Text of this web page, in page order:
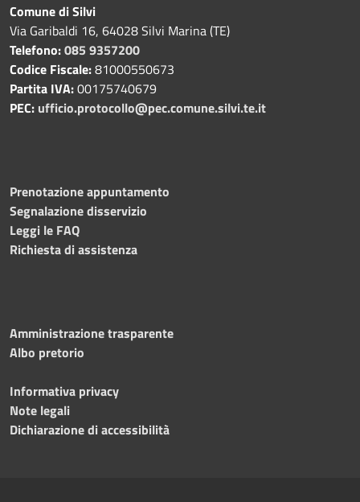
Comune di Silvi
Via Garibaldi 16, 64028 Silvi Marina (TE)
Telefono:085 9357200
Codice Fiscale:81000550673
Partita IVA:00175740679
PEC: ufficio.protocollo@pec.comune.silvi.te.it
Prenotazione appuntamento
Segnalazione disservizio
Leggi le FAQ
Richiesta di assistenza
Amministrazione trasparente
Albo pretorio
Informativa privacy
Note legali
Dichiarazione di accessibilità